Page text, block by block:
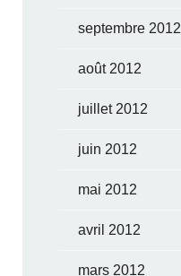
septembre 2012
août 2012
juillet 2012
juin 2012
mai 2012
avril 2012
mars 2012